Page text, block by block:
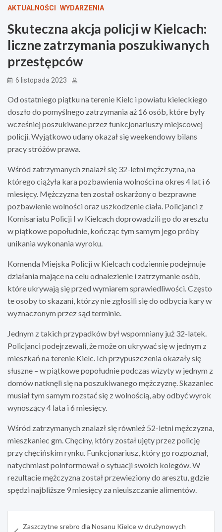
AKTUALNOŚCI WYDARZENIA
Skuteczna akcja policji w Kielcach:
liczne zatrzymania poszukiwanych
przestępców
6 listopada 2023
Od ostatniego piątku na terenie Kielc i powiatu kieleckiego
doszło do pomyślnego zatrzymania aż 16 osób, które były
wcześniej poszukiwane przez funkcjonariuszy miejscowej
policji. Wyjątkowo udany okazał się weekendowy bilans
pracy stróżów prawa.
Wśród zatrzymanych znalazł się 32-letni mężczyzna, na
którego ciążyła kara pozbawienia wolności na okres 4 lat i 6
miesięcy. Mężczyzna ten został oskarżony o bezprawne
pozbawienie wolności oraz uszkodzenie ciała. Policjanci z
Komisariatu Policji I w Kielcach doprowadzili go do aresztu
w piątkowe popołudnie, kończąc tym samym jego próby
unikania wykonania wyroku.
Komenda Miejska Policji w Kielcach codziennie podejmuje
działania mające na celu odnalezienie i zatrzymanie osób,
które ukrywają się przed wymiarem sprawiedliwości. Często
te osoby to skazani, którzy nie zgłosili się do odbycia kary w
wyznaczonym przez sąd terminie.
Jednym z takich przypadków był wspomniany już 32-latek.
Policjanci podejrzewali, że może on ukrywać się w jednym z
mieszkań na terenie Kielc. Ich przypuszczenia okazały się
słuszne – w piątkowe popołudnie podczas wizyty w jednym z
domów natknęli się na poszukiwanego mężczyznę. Skazaniec
musiał tym samym rozstać się z wolnością, aby odbyć wyrok
wynoszący 4 lata i 6 miesięcy.
Wśród zatrzymanych znalazł się również 52-letni mężczyzna,
mieszkaniec gm. Chęciny, który został ujęty przez policję
przy chęcińskim rynku. Funkcjonariusz, który go rozpoznał,
natychmiast poinformował o sytuacji swoich kolegów. W
rezultacie mężczyzna został przewieziony do aresztu, gdzie
spędzi najbliższe 9 miesięcy za nieuiszczanie alimentów.
Zaszczytne srebro dla Nosanu Kielce w drużynowych